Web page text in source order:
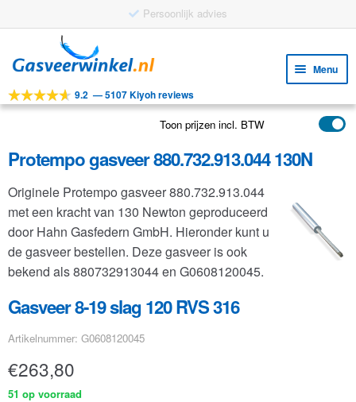
Persoonlijk advies
door
navigatie
naar
inhoud
Menu
Tools
Toepassingen
Klantenservice
FAQ
9.2 —5107 Kiyoh reviews
Toon prijzen incl. BTW
Protempo gasveer 880.732.913.044 130N
Originele Protempo gasveer 880.732.913.044
met een kracht van 130 Newton geproduceerd
door Hahn Gasfedern GmbH. Hieronder kunt u
de gasveer bestellen. Deze gasveer is ook
bekend als 880732913044 en G0608120045.
Gasveer 8-19 slag 120 RVS 316
Artikelnummer: G0608120045
€263,80
51 op voorraad